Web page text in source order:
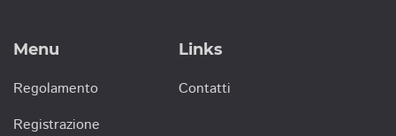
Menu
Regolamento
Registrazione
Links
Contatti